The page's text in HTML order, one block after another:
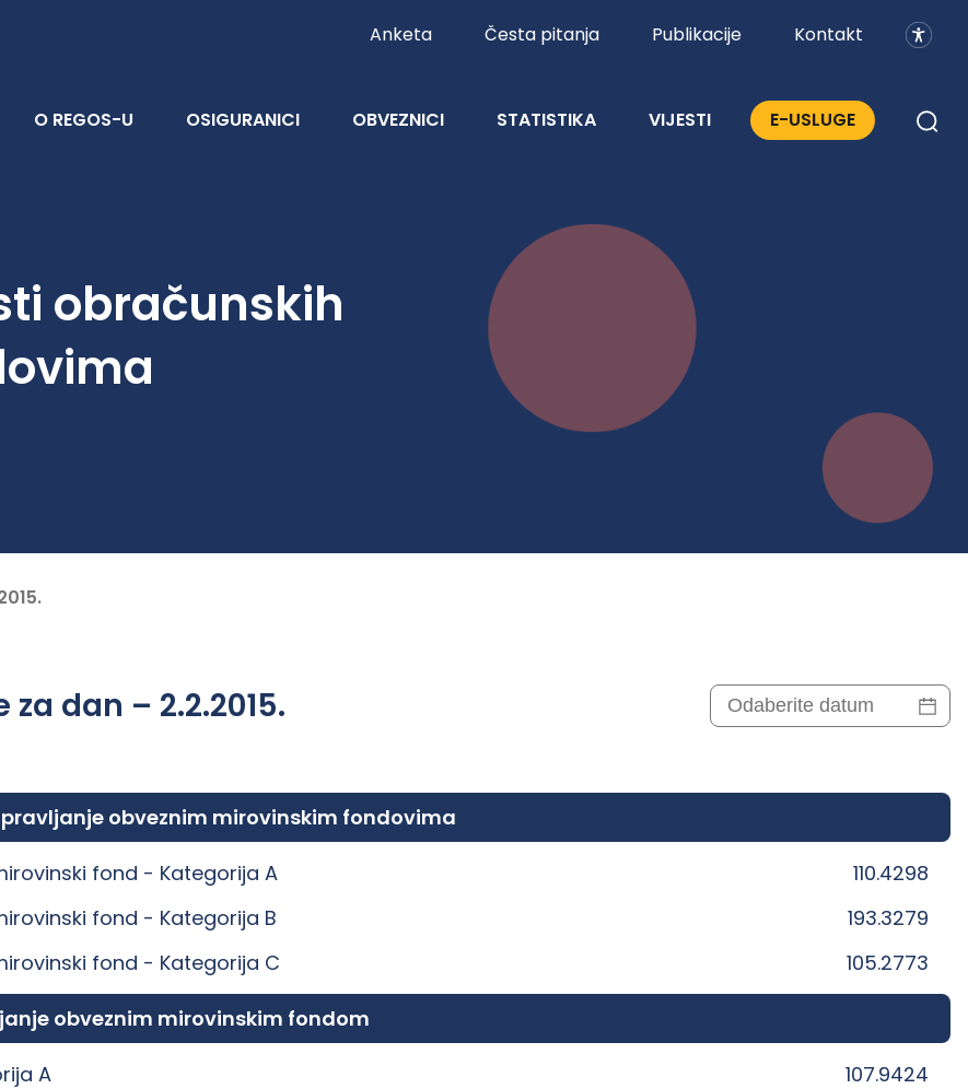
Anketa Česta pitanja Publikacije Kontakt
O REGOS-U OSIGURANICI OBVEZNICI STATISTIKA VIJESTI E-USLUGE
obračunskih
dan – 2.2.2015.
upravljanje obveznim mirovinskim fondovima
fond - Kategorija A
110.4298
fond - Kategorija B
193.3279
fond - Kategorija C 105.2773
obveznim mirovinskim fondom
A
107.9424